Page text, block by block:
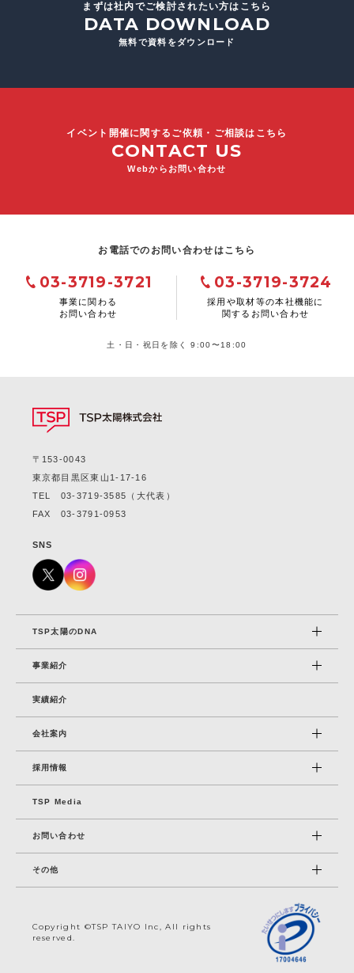
まずは社内でご検討されたい方はこちら
DATA DOWNLOAD
無料で資料をダウンロード
イベント開催に関するご依頼・ご相談はこちら
CONTACT US
Webからお問い合わせ
お電話でのお問い合わせはこちら
03-3719-3721
事業に関わる
お問い合わせ
03-3719-3724
採用や取材等の本社機能に
関するお問い合わせ
土・日・祝日を除く 9:00〜18:00
〒153-0043
東京都目黒区東山1-17-16
TEL 03-3719-3585
（大代表）
FAX 03-3791-0953
SNS
TSP太陽のDNA
事業紹介
実績紹介
会社案内
採⽤情報
TSP Media
お問い合わせ
その他
Copyright ©TSP TAIYO Inc, All rights
reserved.